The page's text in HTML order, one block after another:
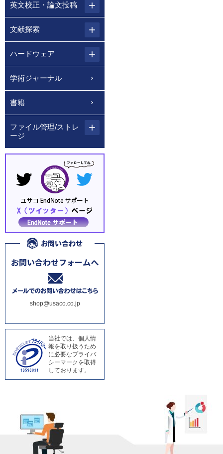
英文校正・論文投稿
文献探索
ハードウェア
学術ジャーナル
書籍
ファイル管理/ストレ
ージ
shop@usaco.co.jp
当社では、個人情
報を取り扱うため
に必要なプライバ
シーマークを取得
しております。